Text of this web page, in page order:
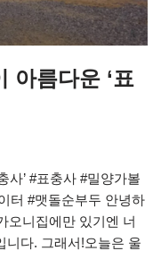
아름다운 ‘표
사’ #표충사 #밀양가볼
터 #맷돌순부두 안녕하
오니집에만 있기엔 너
니다. 그래서!오늘은 울